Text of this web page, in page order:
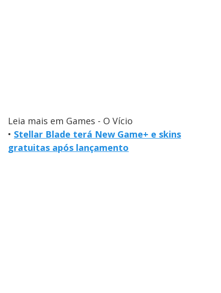
Leia mais em Games - O Vício
• Stellar Blade terá New Game+ e skins
gratuitas após lançamento